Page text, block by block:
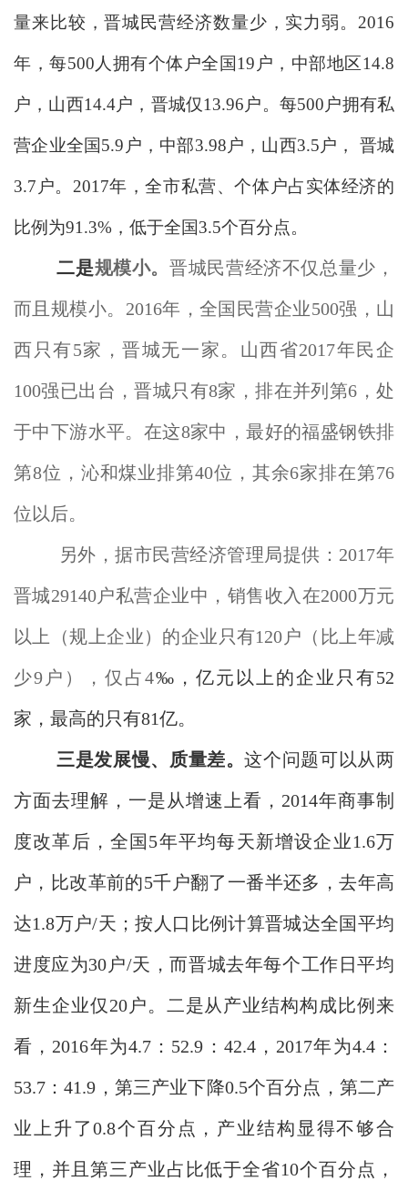
量来比较，晋城民营经济数量少，实力弱。2016
年，每500人拥有个体户全国19户，中部地区14.8
户，山西14.4户，晋城仅13.96户。每500户拥有私
营企业全国5.9户，中部3.98户，山西3.5户， 晋城
3.7户。2017年，全市私营、个体户占实体经济的
比例为91.3%，低于全国3.5个百分点。
二是规模小。晋城民营经济不仅总量少，
而且规模小。2016年，全国民营企业500强，山
西只有5家，晋城无一家。山西省2017年民企
100强已出台，晋城只有8家，排在并列第6，处
于中下游水平。在这8家中，最好的福盛钢铁排
第8位，沁和煤业排第40位，其余6家排在第76
位以后。
另外，据市民营经济管理局提供：2017年
晋城29140户私营企业中，销售收入在2000万元
以上（规上企业）的企业只有120户（比上年减
少9户），仅占4‰，亿元以上的企业只有52
家，最高的只有81亿。
三是发展慢、质量差。这个问题可以从两
方面去理解，一是从增速上看，2014年商事制
度改革后，全国5年平均每天新增设企业1.6万
户，比改革前的5千户翻了一番半还多，去年高
达1.8万户/天；按人口比例计算晋城达全国平均
进度应为30户/天，而晋城去年每个工作日平均
新生企业仅20户。二是从产业结构构成比例来
看，2016年为4.7：52.9：42.4，2017年为4.4：
53.7：41.9，第三产业下降0.5个百分点，第二产
业上升了0.8个百分点，产业结构显得不够合
理，并且第三产业占比低于全省10个百分点，